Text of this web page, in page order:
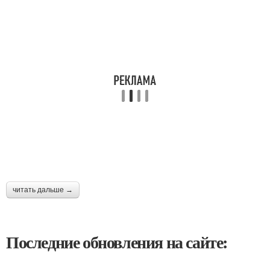
читать дальше →
Последние обновления на сайте: